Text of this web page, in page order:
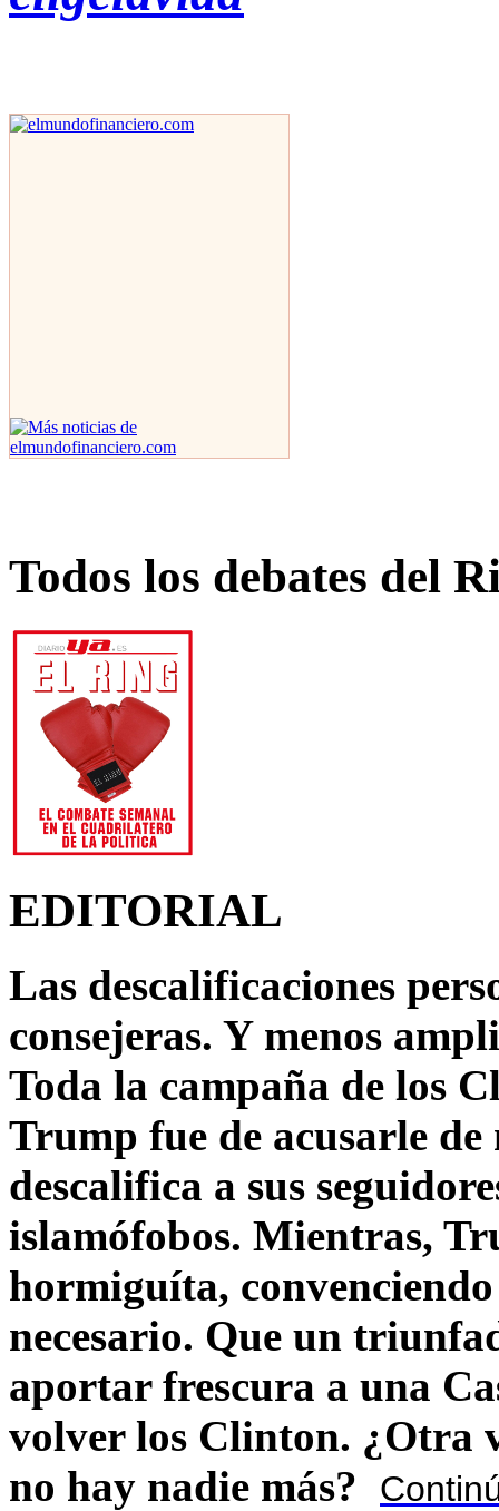
Todos los debates del
EDITORIAL
Las descalificaciones
consejeras. Y menos
Toda la campaña de los
Trump fue de acusarle
descalifica a sus
islamófobos. Mientras,
hormiguíta,
necesario. Que un
aportar frescura a una
volver los Clinton. ¿Otra
no hay nadie más?